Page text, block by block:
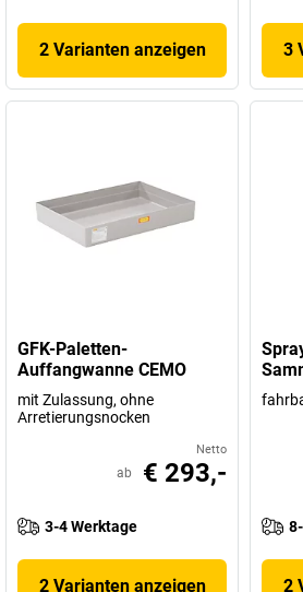
2 Varianten anzeigen 3
GFK-Paletten-
Auffangwanne CEMO
mit Zulassung, ohne
Arretierungsnocken
Netto
ab € 293,-
3-4 Werktage
2 Varianten anzeigen 2